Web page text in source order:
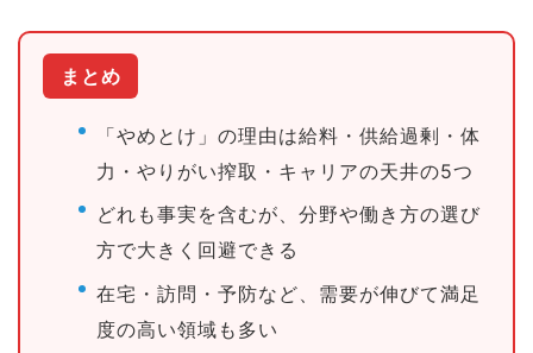
まとめ
「やめとけ」の理由は給料・供給過剰・体
力・やりがい搾取・キャリアの天井の5つ
どれも事実を含むが、分野や働き方の選び
方で大きく回避できる
在宅・訪問・予防など、需要が伸びて満足
度の高い領域も多い